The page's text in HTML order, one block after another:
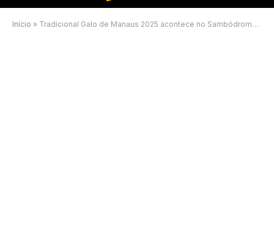
Início » Tradicional Galo de Manaus 2025 acontece no Sambódromo e já tem data marcada